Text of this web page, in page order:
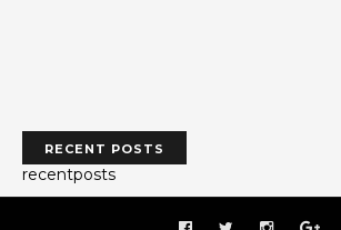
RECENT POSTS
recentposts